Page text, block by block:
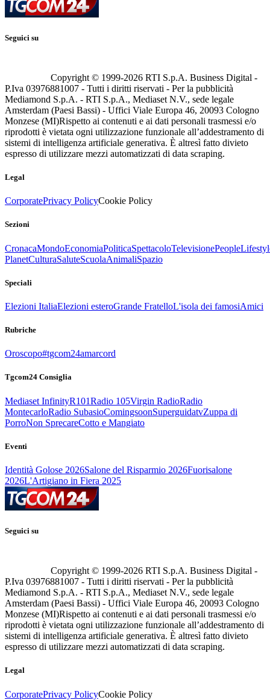
Seguici su
Copyright © 1999-2026 RTI S.p.A. Business Digital -
P.Iva 03976881007 - Tutti i diritti riservati - Per la pubblicità
Mediamond S.p.A. - RTI S.p.A., Mediaset N.V., sede legale
Amsterdam (Paesi Bassi) - Uffici Viale Europa 46, 20093 Cologno
Monzese (MI)Rispetto ai contenuti e ai dati personali trasmessi e/o
riprodotti è vietata ogni utilizzazione funzionale all’addestramento di
sistemi di intelligenza artificiale generativa. È altresì fatto divieto
espresso di utilizzare mezzi automatizzati di data scraping.
Legal
CorporatePrivacy PolicyCookie Policy
Sezioni
CronacaMondoEconomiaPoliticaSpettacoloTelevisionePeople
PlanetCulturaSaluteScuolaAnimaliSpazio
Speciali
Elezioni ItaliaElezioni esteroGrande FratelloL'isola dei famosiAmici
Rubriche
Oroscopo#tgcom24amarcord
Tgcom24 Consiglia
Mediaset InfinityR101Radio 105Virgin RadioRadio
MontecarloRadio SubasioComingsoonSuperguidatvZuppa di
PorroNon SprecareCotto e Mangiato
Eventi
Identità Golose 2026Salone del Risparmio 2026Fuorisalone
2026L'Artigiano in Fiera 2025
Seguici su
Copyright © 1999-2026 RTI S.p.A. Business Digital -
P.Iva 03976881007 - Tutti i diritti riservati - Per la pubblicità
Mediamond S.p.A. - RTI S.p.A., Mediaset N.V., sede legale
Amsterdam (Paesi Bassi) - Uffici Viale Europa 46, 20093 Cologno
Monzese (MI)Rispetto ai contenuti e ai dati personali trasmessi e/o
riprodotti è vietata ogni utilizzazione funzionale all’addestramento di
sistemi di intelligenza artificiale generativa. È altresì fatto divieto
espresso di utilizzare mezzi automatizzati di data scraping.
Legal
CorporatePrivacy PolicyCookie Policy